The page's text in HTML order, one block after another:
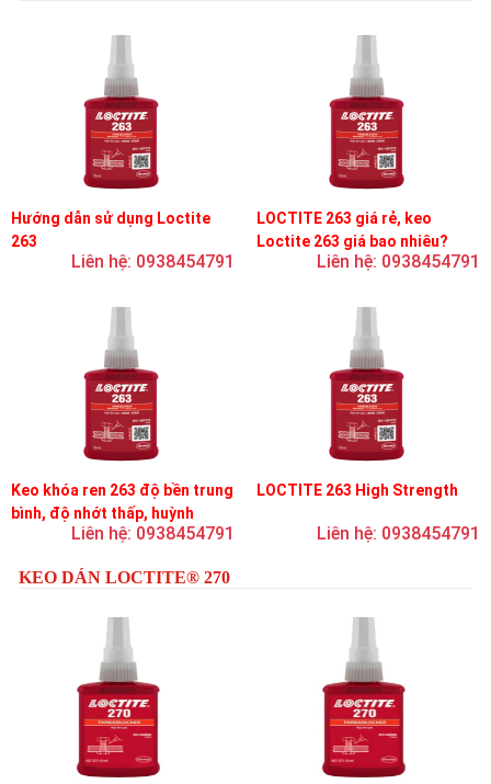
Hướng dẫn sử dụng Loctite
263
Liên hệ: 0938454791
LOCTITE 263 giá rẻ, keo
Loctite 263 giá bao nhiêu?
Liên hệ: 0938454791
Keo khóa ren 263 độ bền trung
bình, độ nhớt thấp, huỳnh
Liên hệ: 0938454791
LOCTITE 263 High Strength
Liên hệ: 0938454791
KEO DÁN LOCTITE® 270